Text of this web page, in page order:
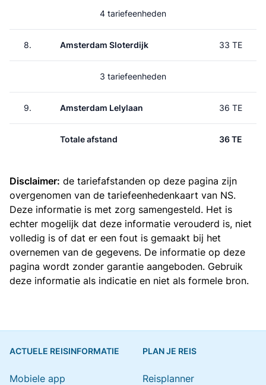
4 tariefeenheden
8. Amsterdam Sloterdijk 33 TE
3 tariefeenheden
9. Amsterdam Lelylaan 36 TE
Totale afstand 36 TE
Disclaimer: de tariefafstanden op deze pagina zijn
overgenomen van de tariefeenhedenkaart van NS.
Deze informatie is met zorg samengesteld. Het is
echter mogelijk dat deze informatie verouderd is, niet
volledig is of dat er een fout is gemaakt bij het
overnemen van de gegevens. De informatie op deze
pagina wordt zonder garantie aangeboden. Gebruik
deze informatie als indicatie en niet als formele bron.
ACTUELE REISINFORMATIE
Mobiele app
PLAN JE REIS
Reisplanner